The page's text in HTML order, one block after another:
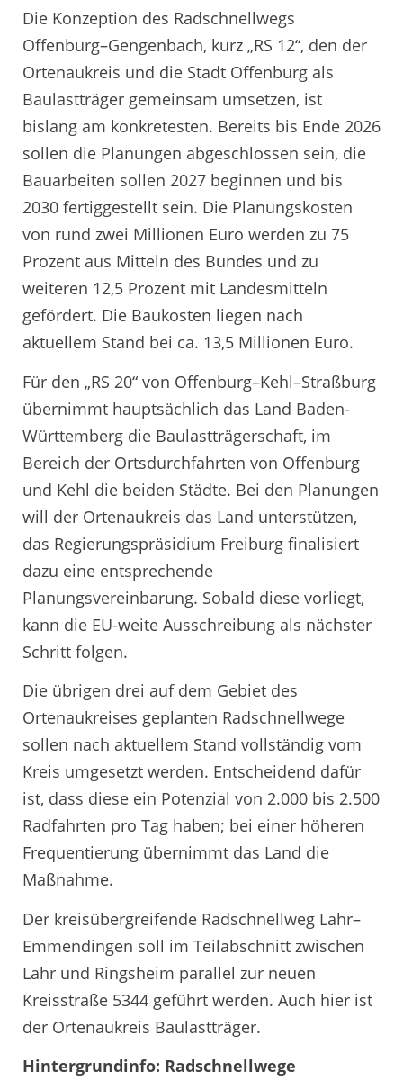
Die Konzeption des Radschnellwegs
Offenburg–Gengenbach, kurz „RS 12“, den der
Ortenaukreis und die Stadt Offenburg als
Baulastträger gemeinsam umsetzen, ist
bislang am konkretesten. Bereits bis Ende 2026
sollen die Planungen abgeschlossen sein, die
Bauarbeiten sollen 2027 beginnen und bis
2030 fertiggestellt sein. Die Planungskosten
von rund zwei Millionen Euro werden zu 75
Prozent aus Mitteln des Bundes und zu
weiteren 12,5 Prozent mit Landesmitteln
gefördert. Die Baukosten liegen nach
aktuellem Stand bei ca. 13,5 Millionen Euro.
Für den „RS 20“ von Offenburg–Kehl–Straßburg
übernimmt hauptsächlich das Land Baden-
Württemberg die Baulastträgerschaft, im
Bereich der Ortsdurchfahrten von Offenburg
und Kehl die beiden Städte. Bei den Planungen
will der Ortenaukreis das Land unterstützen,
das Regierungspräsidium Freiburg finalisiert
dazu eine entsprechende
Planungsvereinbarung. Sobald diese vorliegt,
kann die EU-weite Ausschreibung als nächster
Schritt folgen.
Die übrigen drei auf dem Gebiet des
Ortenaukreises geplanten Radschnellwege
sollen nach aktuellem Stand vollständig vom
Kreis umgesetzt werden. Entscheidend dafür
ist, dass diese ein Potenzial von 2.000 bis 2.500
Radfahrten pro Tag haben; bei einer höheren
Frequentierung übernimmt das Land die
Maßnahme.
Der kreisübergreifende Radschnellweg Lahr–
Emmendingen soll im Teilabschnitt zwischen
Lahr und Ringsheim parallel zur neuen
Kreisstraße 5344 geführt werden. Auch hier ist
der Ortenaukreis Baulastträger.
Hintergrundinfo: Radschnellwege